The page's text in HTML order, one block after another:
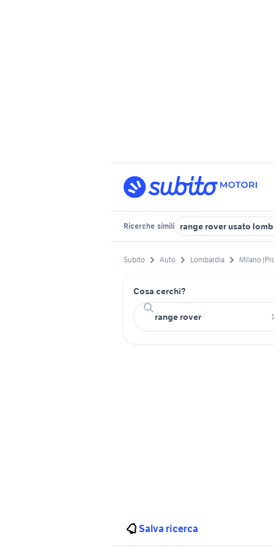
Ricerche simili range rover usato
Subito Auto Lombardia Milano
Cosa cerchi?
Salva ricerca